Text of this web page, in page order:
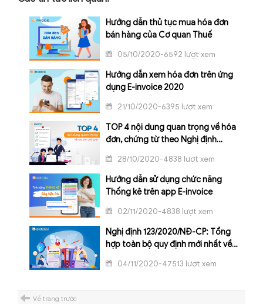
Hướng dẫn thủ tục mua hóa đơn
bán hàng của Cơ quan Thuế
05/10/2020-6592 lượt xem
Hướng dẫn xem hóa đơn trên ứng
dụng E-invoice 2020
21/10/2020-6395 lượt xem
TOP 4 nội dung quan trọng về hóa
đơn, chứng từ theo Nghị định
28/10/2020-4838 lượt xem
Hướng dẫn sử dụng chức năng
Thống kê trên app E-invoice
02/11/2020-4838 lượt xem
Nghị định 123/2020/NĐ-CP: Tổng
hợp toàn bộ quy định mới nhất về
04/11/2020-47513 lượt xem
Về trang trước